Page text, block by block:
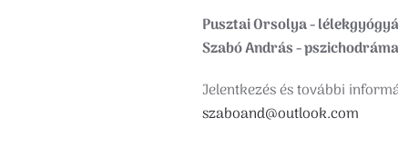
Pusztai Orsolya -
Szabó András -
Jelentkezés és további
szaboand@outlook.com